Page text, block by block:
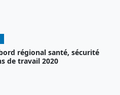
régional santé, sécurité
de travail 2020